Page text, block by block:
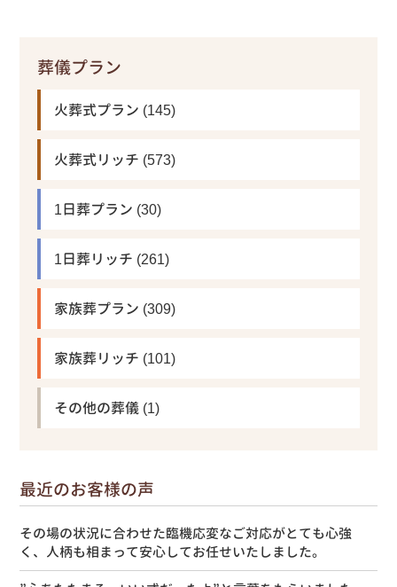
葬儀プラン
火葬式プラン (145)
火葬式リッチ (573)
1日葬プラン (30)
1日葬リッチ (261)
家族葬プラン (309)
家族葬リッチ (101)
その他の葬儀 (1)
最近のお客様の声
その場の状況に合わせた臨機応変なご対応がとても心強
く、人柄も相まって安心してお任せいたしました。